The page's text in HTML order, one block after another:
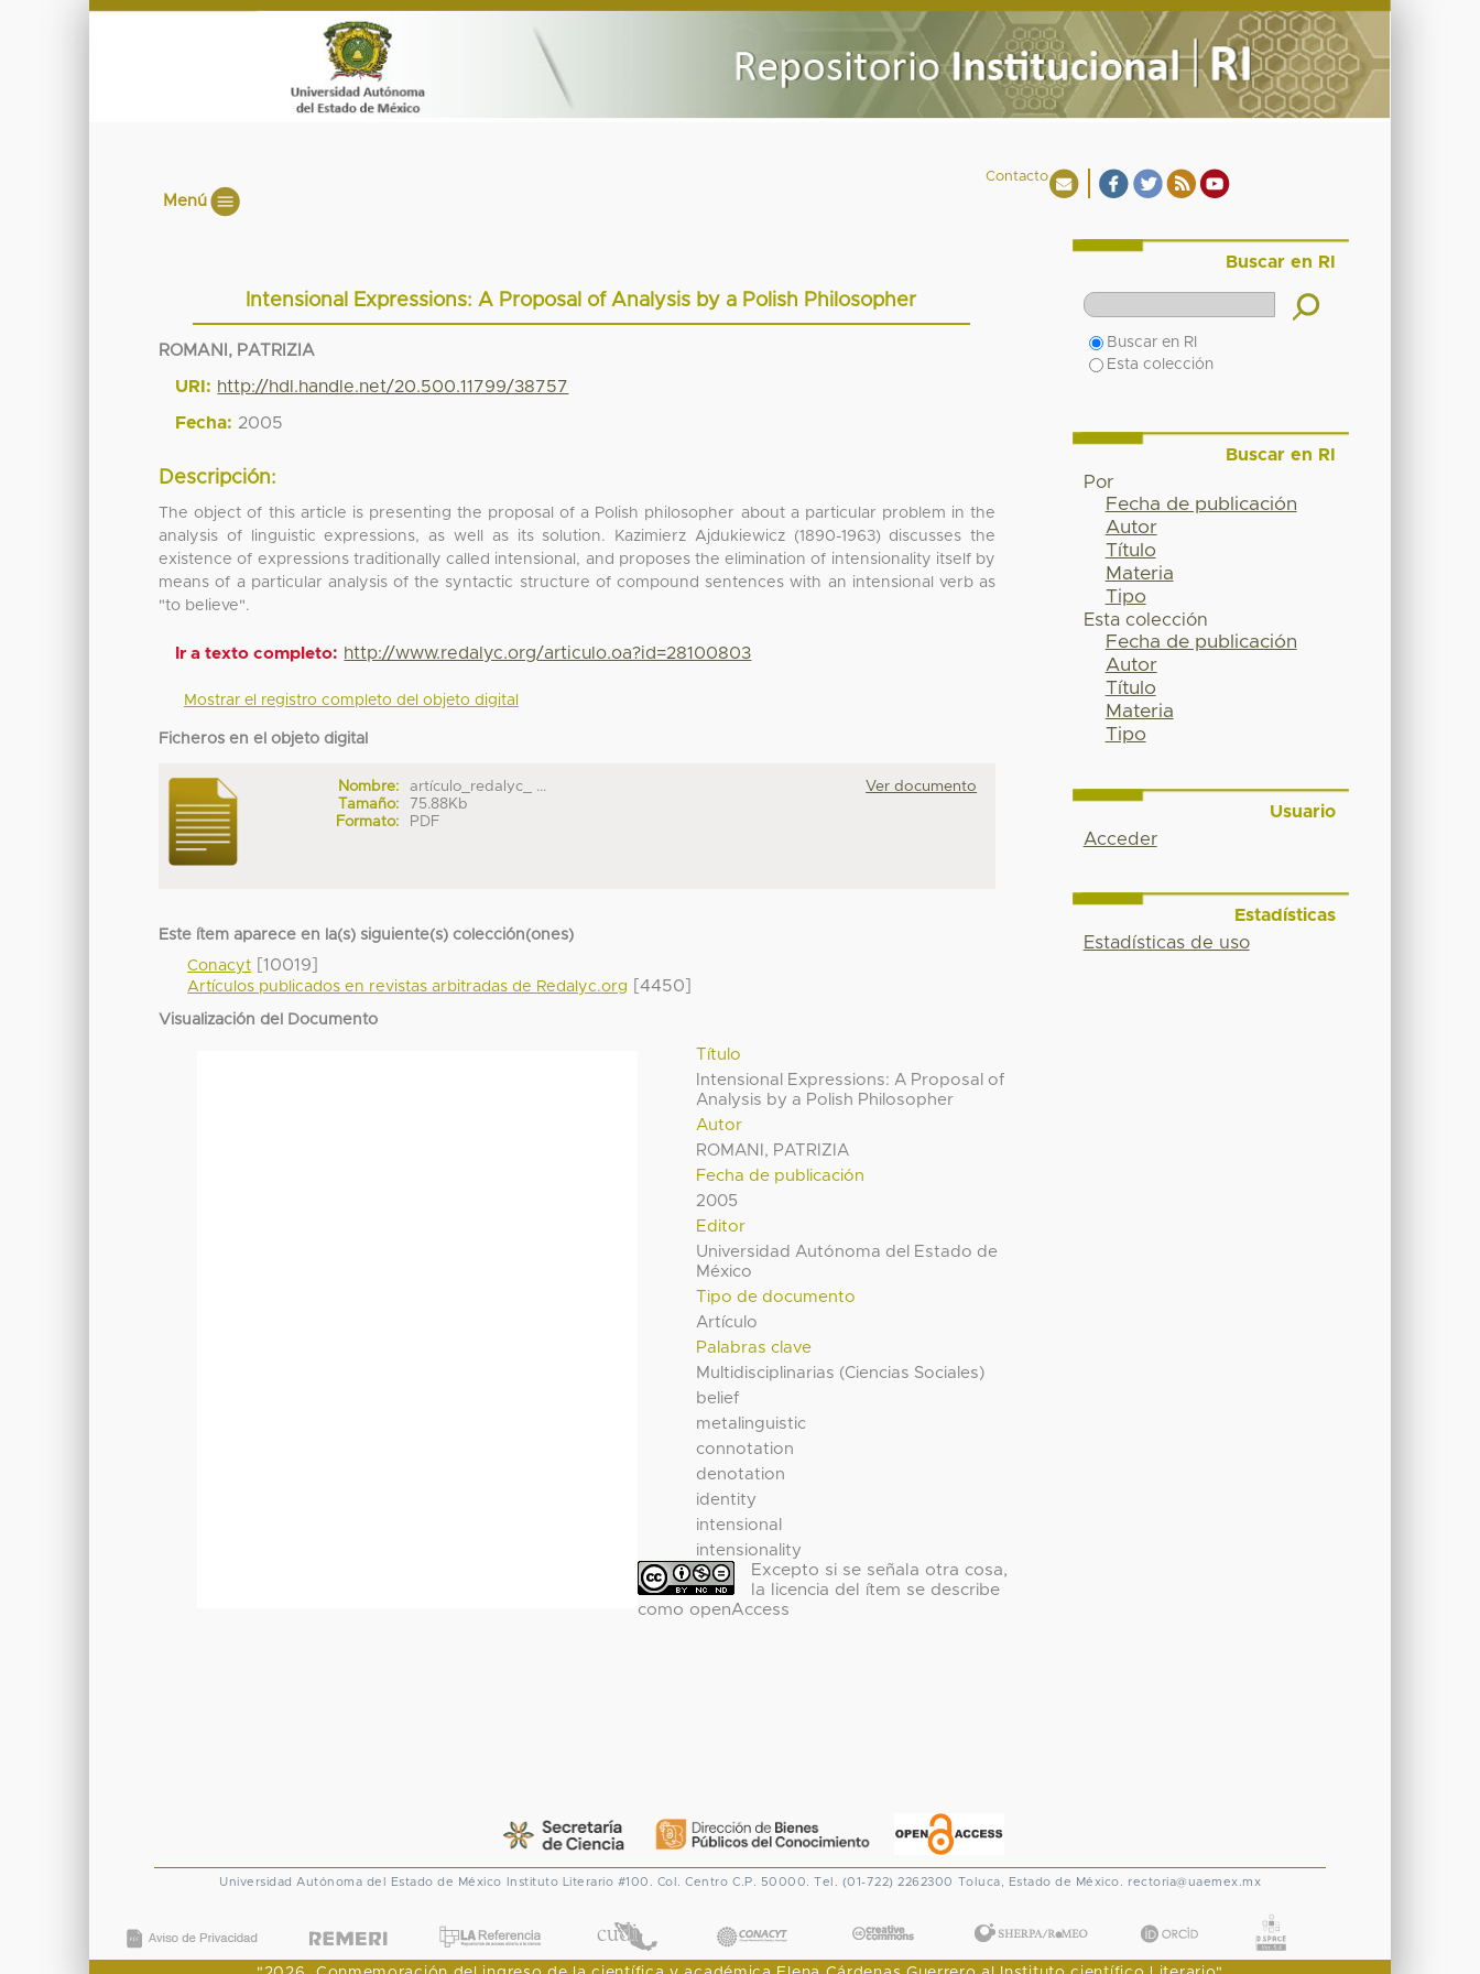
Contacto
Menú
Intensional Expressions: A Proposal of Analysis by a Polish Philosopher
ROMANI, PATRIZIA
URI: http://hdl.handle.net/20.500.11799/38757
Fecha: 2005
Descripción:
The object of this article is presenting the proposal of a Polish philosopher about a particular problem in the
analysis of linguistic expressions, as well as its solution. Kazimierz Ajdukiewicz (1890-1963) discusses the
existence of expressions traditionally called intensional, and proposes the elimination of intensionality itself by
means of a particular analysis of the syntactic structure of compound sentences with an intensional verb as
"to believe".
Ir a texto completo: http://www.redalyc.org/articulo.oa?id=28100803
Mostrar el registro completo del objeto digital
Ficheros en el objeto digital
Nombre:
artículo_redalyc_ ...
Tamaño:
75.88Kb
Formato:
PDF
Ver documento
Este ítem aparece en la(s) siguiente(s) colección(ones)
Conacyt [10019]
Artículos publicados en revistas arbitradas de Redalyc.org [4450]
Visualización del Documento
Título
Intensional Expressions: A Proposal of
Analysis by a Polish Philosopher
Autor
ROMANI, PATRIZIA
Fecha de publicación
2005
Editor
Universidad Autónoma del Estado de
México
Tipo de documento
Artículo
Palabras clave
Multidisciplinarias (Ciencias Sociales)
belief
metalinguistic
connotation
denotation
identity
intensional
intensionality
Excepto si se señala otra cosa,
la licencia del ítem se describe
como openAccess
Buscar en RI
Buscar en RI
Esta colección
Buscar en RI
Por
Fecha de publicación
Autor
Título
Materia
Tipo
Esta colección
Fecha de publicación
Autor
Título
Materia
Tipo
Usuario
Acceder
Estadísticas
Estadísticas de uso
Universidad Autónoma del Estado de México Instituto Literario #100. Col. Centro C.P. 50000. Tel. (01-722) 2262300 Toluca, Estado de México. rectoria@uaemex.mx